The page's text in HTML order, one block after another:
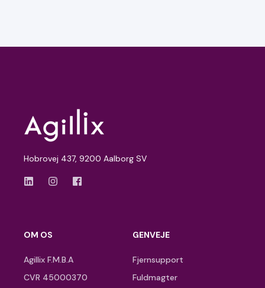
Hobrovej 437, 9200 Aalborg SV
OM OS
Agillix F.M.B.A
CVR 45000370
GENVEJE
Fjernsupport
Fuldmagter